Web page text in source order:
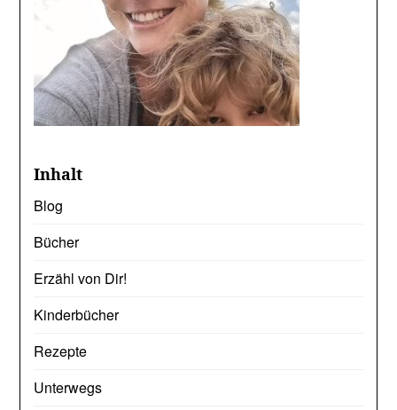
Inhalt
Blog
Bücher
Erzähl von Dir!
Kinderbücher
Rezepte
Unterwegs